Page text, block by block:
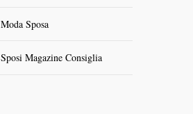
Moda Sposa
Sposi Magazine Consiglia